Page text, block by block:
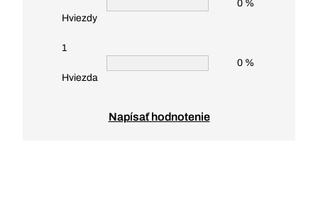
Hviezdy
0 %
1
Hviezda
0 %
Napísať hodnotenie